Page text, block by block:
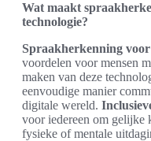
Wat maakt
technologie?
Spraakherkenning
voordelen voor mensen
maken van deze
eenvoudige manier
digitale wereld.
voor iedereen om gelijke
fysieke of mentale